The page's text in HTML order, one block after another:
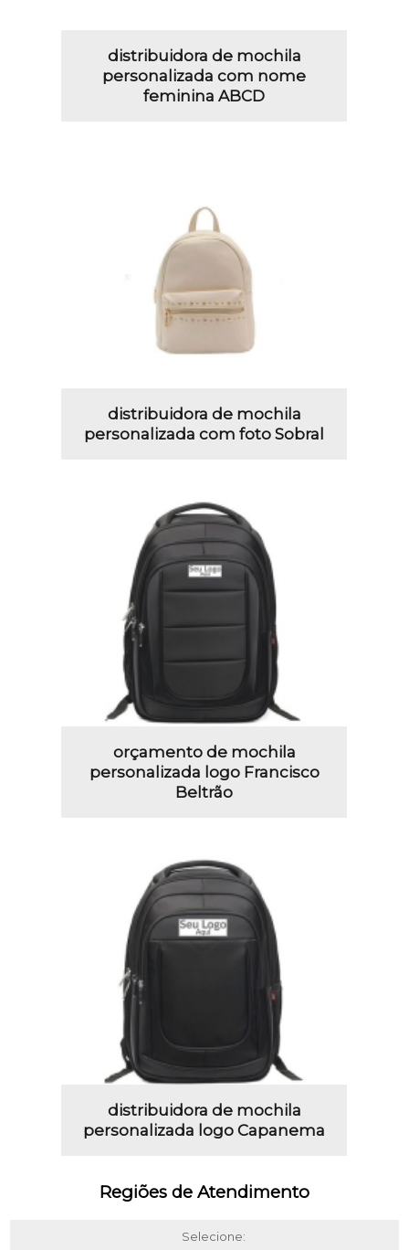
distribuidora de mochila
personalizada com nome
feminina ABCD
distribuidora de mochila
personalizada com foto Sobral
orçamento de mochila
personalizada logo Francisco
Beltrão
distribuidora de mochila
personalizada logo Capanema
Regiões de Atendimento
Selecione: